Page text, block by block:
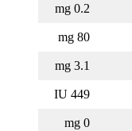
0.2 mg
80 mg
3.1 mg
449 IU
0 mg